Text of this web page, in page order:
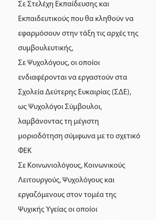
Σε Στελέχη Εκπαίδευσης και
Εκπαιδευτικούς που θα κληθούν να
εφαρμόσουν στην τάξη τις αρχές της
συμβουλευτικής,
Σε Ψυχολόγους, οι οποίοι
ενδιαφέρονται να εργαστούν στα
Σχολεία Δεύτερης Ευκαιρίας (ΣΔΕ),
ως Ψυχολόγοι Σύμβουλοι,
λαμβάνοντας τη μέγιστη
μοριοδότηση σύμφωνα με το σχετικό
ΦΕΚ
Σε Κοινωνιολόγους, Κοινωνικούς
Λειτουργούς, Ψυχολόγους και
εργαζόμενους στον τομέα της
Ψυχικής Υγείας οι οποίοι